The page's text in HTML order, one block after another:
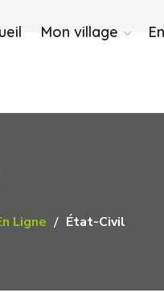
Mon village
Ligne État-Civil